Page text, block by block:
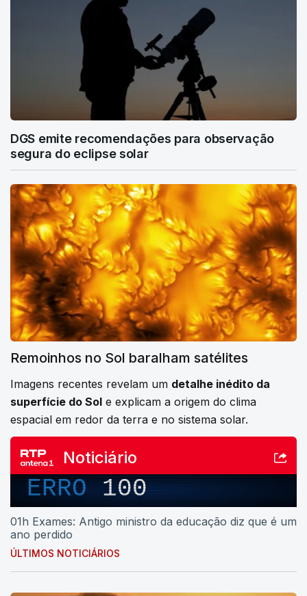
DGS emite recomendações para observação
segura do eclipse solar
Remoinhos no Sol baralham satélites
Imagens recentes revelam um detalhe inédito da
superfície do Sol e explicam a origem do clima
espacial em redor da terra e no sistema solar.
Noticiário
ERRO100
01h Exames: Antigo ministro da educação diz que é um
ano perdido
ÚLTIMOS NOTICIÁRIOS